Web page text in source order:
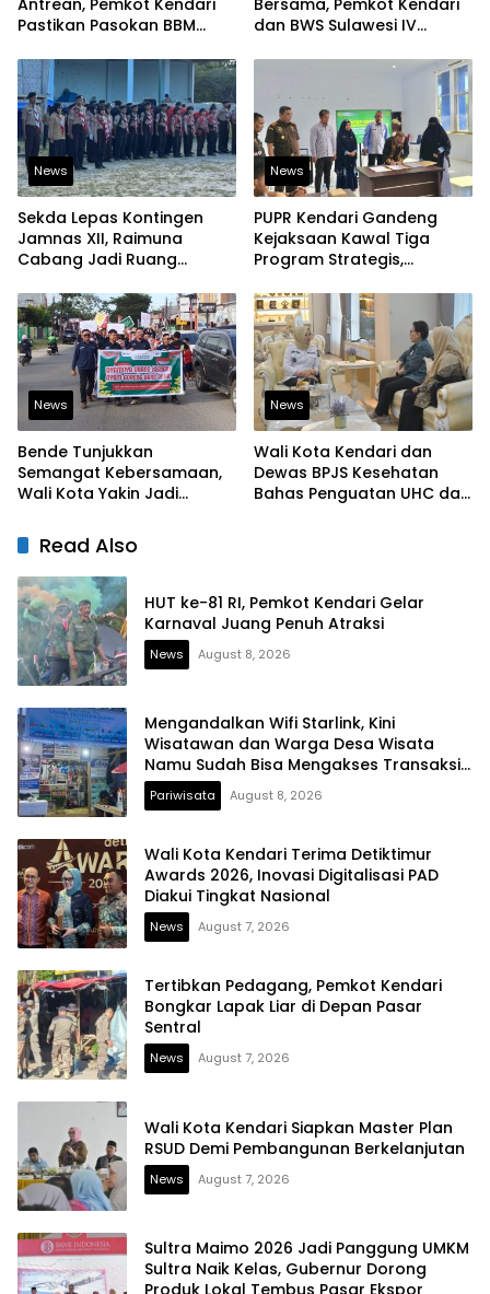
Antrean, Pemkot Kendari
Pastikan Pasokan BBM
Bersama, Pemkot Kendari
dan BWS Sulawesi IV
Pangan
News
Sekda Lepas Kontingen
Jamnas XII, Raimuna
Cabang Jadi Ruang
dan Berjiwa Pemimpin
News
PUPR Kendari Gandeng
Kejaksaan Kawal Tiga
Program Strategis,
Bangun Infrastruktur
Berintegritas
News
Bende Tunjukkan
Semangat Kebersamaan,
Wali Kota Yakin Jadi
Lain
News
Wali Kota Kendari dan
Dewas BPJS Kesehatan
Bahas Penguatan UHC dan
Read Also
HUT ke-81 RI, Pemkot Kendari Gelar
Karnaval Juang Penuh Atraksi
News August 8, 2026
Mengandalkan Wifi Starlink, Kini
Wisatawan dan Warga Desa Wisata
Namu Sudah Bisa Mengakses Transaksi
Digital
Pariwisata August 8, 2026
Wali Kota Kendari Terima Detiktimur
Awards 2026, Inovasi Digitalisasi PAD
Diakui Tingkat Nasional
News August 7, 2026
Tertibkan Pedagang, Pemkot Kendari
Bongkar Lapak Liar di Depan Pasar
Sentral
News August 7, 2026
Wali Kota Kendari Siapkan Master Plan
RSUD Demi Pembangunan Berkelanjutan
News August 7, 2026
Sultra Maimo 2026 Jadi Panggung UMKM
Sultra Naik Kelas, Gubernur Dorong